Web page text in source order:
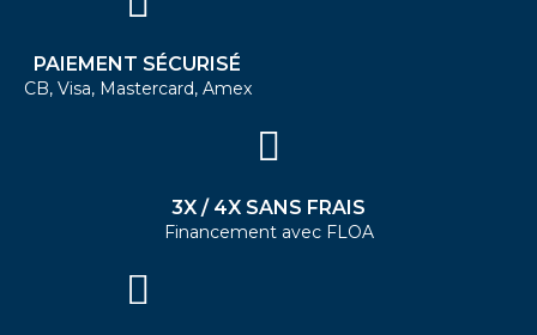
PAIEMENT SÉCURISÉ
CB, Visa, Mastercard, Amex
3X / 4X SANS FRAIS
Financement avec FLOA